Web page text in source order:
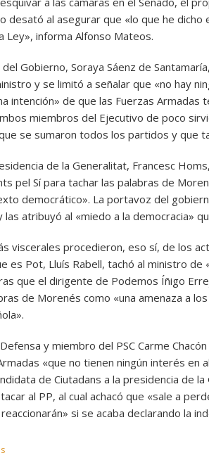
desató al asegurar que «lo que he dicho
Ley», informa Alfonso Mateos.
Gobierno, Soraya Sáenz de
y se limitó a señalar que «no hay
intención» de que las Fuerzas Armadas
miembros del Ejecutivo de poco
se sumaron todos los partidos y que
de la Generalitat, Francesc
pel Sí para tachar las palabras de
democrático». La portavoz del
las atribuyó al «miedo a la democracia»
viscerales procedieron, eso sí, de los
es Pot, Lluís Rabell, tachó al ministro
que el dirigente de Podemos Íñigo
de Morenés como «una amenaza a
y miembro del PSC Carme
«que no tienen ningún interés en
de Ciutadans a la presidencia de
al PP, al cual achacó que «sale a
si se acaba declarando la